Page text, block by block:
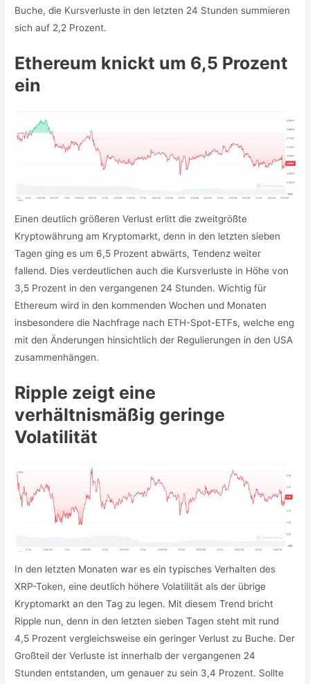
Buche, die Kursverluste in den letzten 24 Stunden summieren
sich auf 2,2 Prozent.
Ethereum knickt um 6,5 Prozent
ein
Einen deutlich größeren Verlust erlitt die zweitgrößte
Kryptowährung am Kryptomarkt, denn in den letzten sieben
Tagen ging es um 6,5 Prozent abwärts, Tendenz weiter
fallend. Dies verdeutlichen auch die Kursverluste in Höhe von
3,5 Prozent in den vergangenen 24 Stunden. Wichtig für
Ethereum wird in den kommenden Wochen und Monaten
insbesondere die Nachfrage nach ETH-Spot-ETFs, welche eng
mit den Änderungen hinsichtlich der Regulierungen in den USA
zusammenhängen.
Ripple zeigt eine
verhältnismäßig geringe
Volatilität
In den letzten Monaten war es ein typisches Verhalten des
XRP-Token, eine deutlich höhere Volatilität als der übrige
Kryptomarkt an den Tag zu legen. Mit diesem Trend bricht
Ripple nun, denn in den letzten sieben Tagen steht mit rund
4,5 Prozent vergleichsweise ein geringer Verlust zu Buche. Der
Großteil der Verluste ist innerhalb der vergangenen 24
Stunden entstanden, um genauer zu sein 3,4 Prozent. Sollte